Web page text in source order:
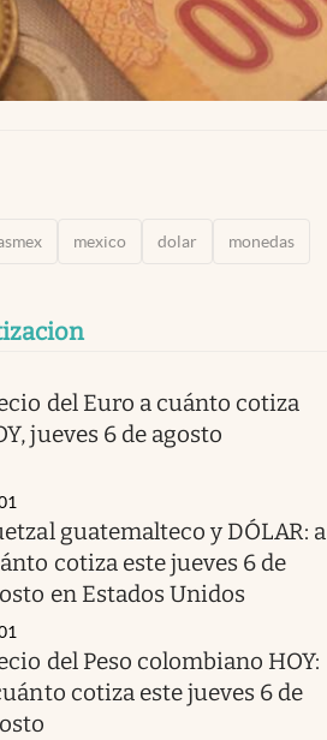
mexico dolar monedas
del Euro a cuánto cotiza
jueves 6 de agosto
guatemalteco y DÓLAR: a
cotiza este jueves 6 de
en Estados Unidos
del Peso colombiano HOY:
cotiza este jueves 6 de